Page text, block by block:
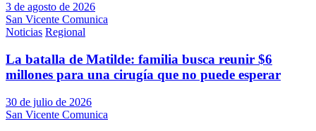
3 de agosto de 2026
San Vicente Comunica
Noticias Regional
La batalla de Matilde: familia busca reunir $6
millones para una cirugía que no puede esperar
30 de julio de 2026
San Vicente Comunica